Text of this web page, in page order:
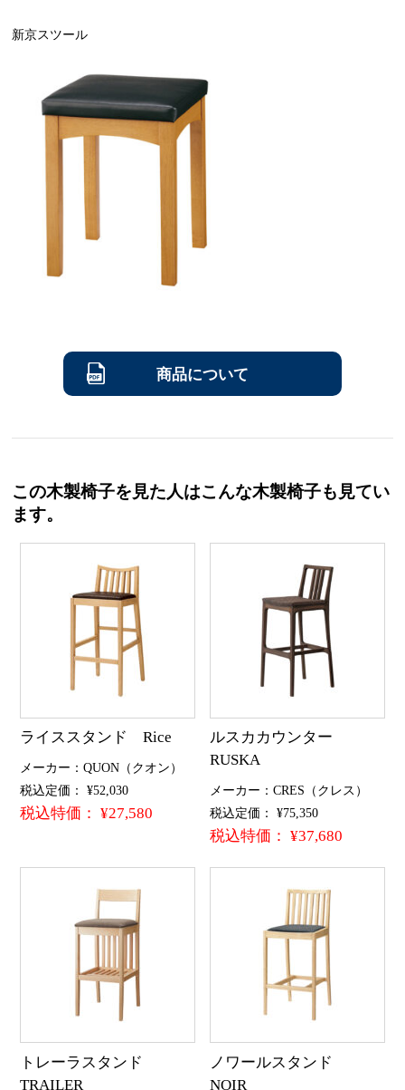
新京スツール
商品について
この木製椅子を見た人はこんな木製椅子も見てい
ます。
ライススタンド Rice
メーカー：QUON（クオン）
税込定価： ¥52,030
税込特価： ¥27,580
ルスカカウンター
RUSKA
メーカー：CRES（クレス）
税込定価： ¥75,350
税込特価： ¥37,680
トレーラスタンド
TRAILER
ノワールスタンド
NOIR